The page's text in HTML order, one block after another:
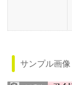
サンプル画像